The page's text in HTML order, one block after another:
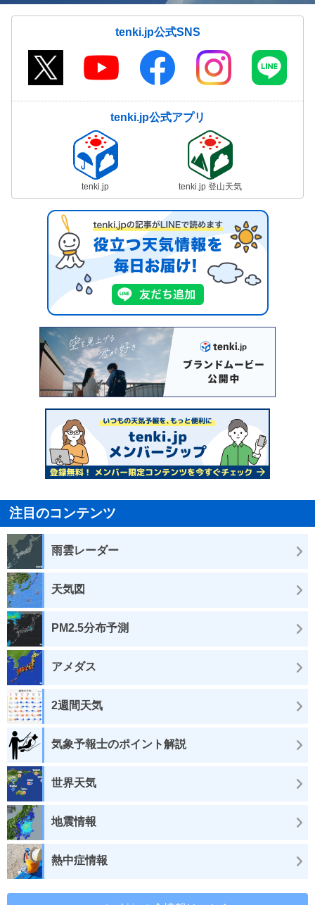
tenki.jp公式SNS
tenki.jp公式アプリ
tenki.jp tenki.jp 登山天気
注目のコンテンツ
雨雲レーダー
天気図
PM2.5分布予測
アメダス
2週間天気
気象予報士のポイント解説
世界天気
地震情報
熱中症情報